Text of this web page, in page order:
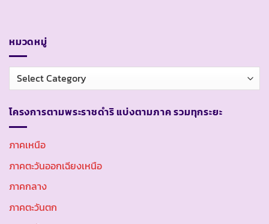
หมวดหมู่
หมวด
หมู่
โครงการตามพระราชดำริ แบ่งตามภาค รวมทุกระยะ
ภาคเหนือ
ภาคตะวันออกเฉียงเหนือ
ภาคกลาง
ภาคตะวันตก